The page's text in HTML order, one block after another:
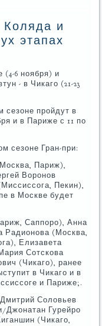
Коляда и
этапах
(4-6 ноября) и
- в Чикаго (21-23
сезоне пройдут в
и в Париже с 11 по
сезоне Гран-при:
Париж),
Воронов
Пекин),
в Москве будет
Саппоро), Анна
Радионова (Москва,
Елизавета
Сотскова
(Чикаго), ранее
в Чикаго и в
и Париже;.
Соловьев
Джонатан Гурейро
(Чикаго,